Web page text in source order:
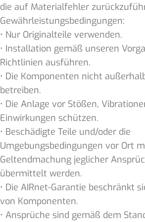
die auf Materialfehler
Gewährleistungsbedingungen:
• Nur Originalteile verwenden.
• Installation gemäß unseren
Richtlinien ausführen.
• Die Komponenten nicht
betreiben.
• Die Anlage vor Stößen,
Einwirkungen schützen.
• Beschädigte Teile und/oder die
Umgebungsbedingungen vor Ort
Geltendmachung jeglicher
übermittelt werden.
• Die AIRnet-Garantie beschränkt
von Komponenten.
• Ansprüche sind gemäß dem